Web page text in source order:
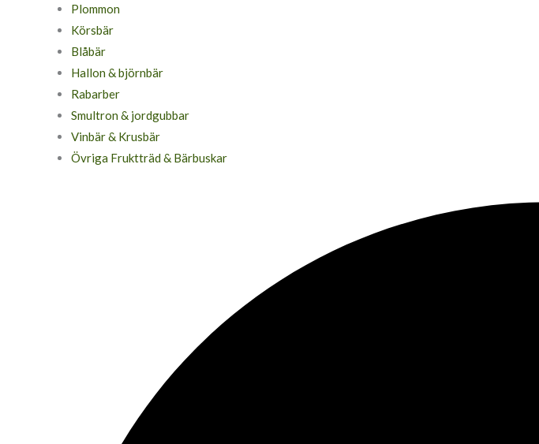
Plommon
Körsbär
Blåbär
Hallon & björnbär
Rabarber
Smultron & jordgubbar
Vinbär & Krusbär
Övriga Fruktträd & Bärbuskar